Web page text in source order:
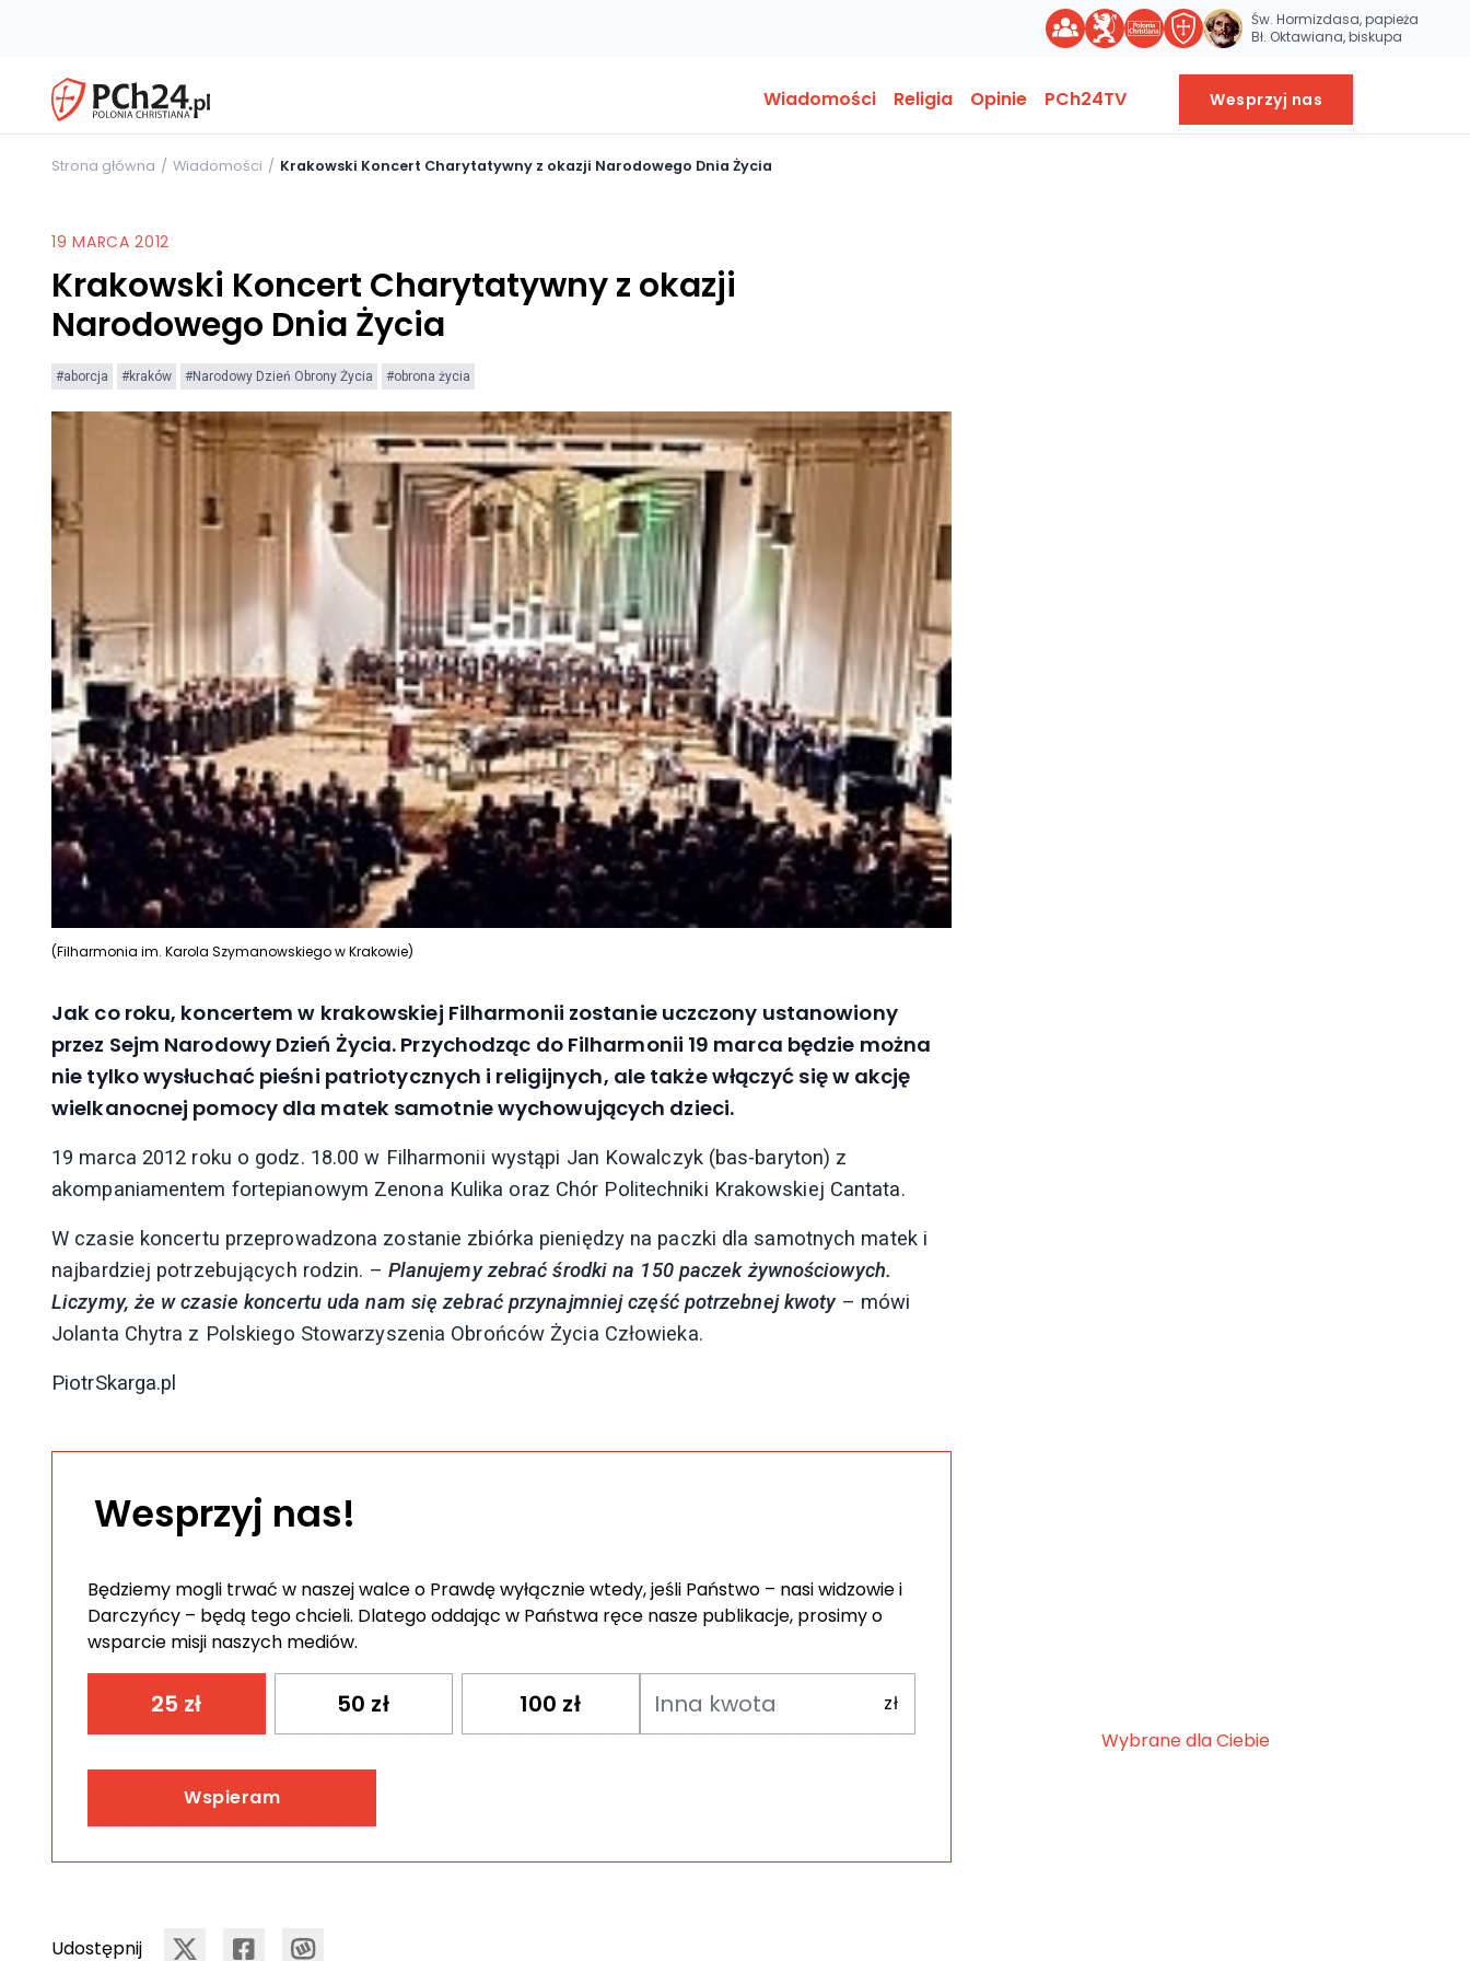
Św. Hormizdasa, papieża
Bł. Oktawiana, biskupa
Wiadomości Religia Opinie PCh24TV Wesprzyj nas
Strona główna Wiadomości Krakowski Koncert Charytatywny z okazji Narodowego Dnia Życia
19 MARCA 2012
Krakowski Koncert Charytatywny z okazji
Narodowego Dnia Życia
#aborcja #kraków #Narodowy Dzień Obrony Życia #obrona życia
(Filharmonia im. Karola Szymanowskiego w Krakowie)
Jak co roku, koncertem w krakowskiej Filharmonii zostanie uczczony ustanowiony
przez Sejm Narodowy Dzień Życia. Przychodząc do Filharmonii 19 marca będzie można
nie tylko wysłuchać pieśni patriotycznych i religijnych, ale także włączyć się w akcję
wielkanocnej pomocy dla matek samotnie wychowujących dzieci.
19 marca 2012 roku o godz. 18.00 w Filharmonii wystąpi Jan Kowalczyk (bas-baryton) z
akompaniamentem fortepianowym Zenona Kulika oraz Chór Politechniki Krakowskiej Cantata.
W czasie koncertu przeprowadzona zostanie zbiórka pieniędzy na paczki dla samotnych matek i
najbardziej potrzebujących rodzin. – Planujemy zebrać środki na 150 paczek żywnościowych.
Liczymy, że w czasie koncertu uda nam się zebrać przynajmniej część potrzebnej kwoty– mówi
Jolanta Chytra z Polskiego Stowarzyszenia Obrońców Życia Człowieka.
PiotrSkarga.pl
Wesprzyj nas!
Będziemy mogli trwać w naszej walce o Prawdę wyłącznie wtedy, jeśli Państwo – nasi widzowie i
Darczyńcy – będą tego chcieli. Dlatego oddając w Państwa ręce nasze publikacje, prosimy o
wsparcie misji naszych mediów.
25 zł 50 zł 100 zł
Wspieram
Udostępnij
Wybrane dla Ciebie